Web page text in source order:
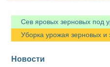
Сев яровых зерновых под
Уборка урожая зерновых и
Новости